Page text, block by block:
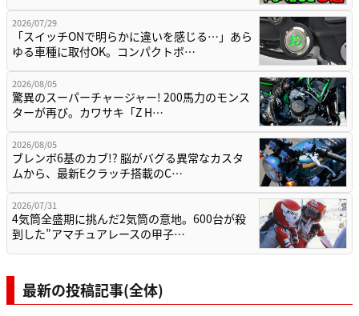
2026/07/29
「スイッチONで明らかに違いを感じる…」あら
ゆる車種に取付OK。コンパクトボ…
2026/08/05
驚異のスーパーチャージャー! 200馬力のモンス
ターが再び。カワサキ「Z H…
2026/08/05
ブレンボ6基のカブ!? 脳がバグる異常なカスタ
ムから、最新Eクラッチ搭載のC…
2026/07/31
4気筒全盛期に挑んだ2気筒の意地。600台が殺
到した”アマチュアレースの甲子…
最新の投稿記事(全体)